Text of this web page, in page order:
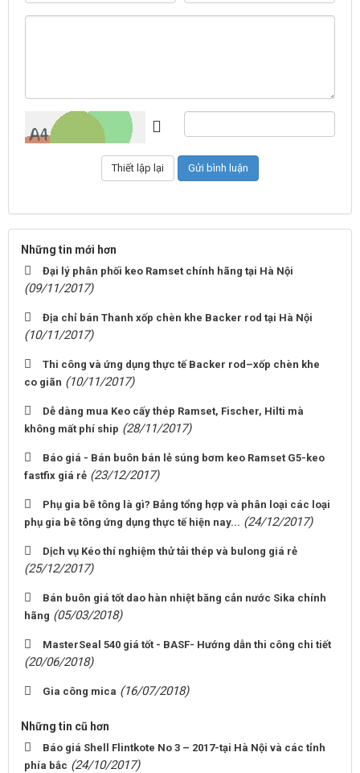
Những tin mới hơn
Đại lý phân phối keo Ramset chính hãng tại Hà Nội
(09/11/2017)
Địa chỉ bán Thanh xốp chèn khe Backer rod tại Hà Nội
(10/11/2017)
Thi công và ứng dụng thực tế Backer rod–xốp chèn khe
co giãn (10/11/2017)
Dễ dàng mua Keo cấy thép Ramset, Fischer, Hilti mà
không mất phí ship (28/11/2017)
Báo giá - Bán buôn bán lẻ súng bơm keo Ramset G5-keo
fastfix giá rẻ (23/12/2017)
Phụ gia bê tông là gì? Bảng tổng hợp và phân loại các loại
phụ gia bê tông ứng dụng thực tế hiện nay... (24/12/2017)
Dịch vụ Kéo thí nghiệm thử tải thép và bulong giá rẻ
(25/12/2017)
Bán buôn giá tốt dao hàn nhiệt băng cản nước Sika chính
hãng (05/03/2018)
MasterSeal 540 giá tốt - BASF- Hướng dẫn thi công chi tiết
(20/06/2018)
Gia công mica (16/07/2018)
Những tin cũ hơn
Báo giá Shell Flintkote No 3 – 2017-tại Hà Nội và các tỉnh
phía bắc (24/10/2017)